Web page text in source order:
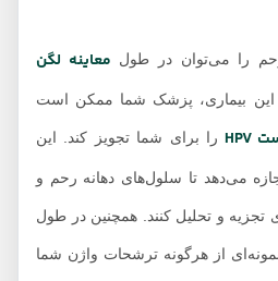
می‌توان در طولمعاینه لگن
پزشک شما ممکن است
را برای شما تجویز کند. این
تا سلول‌های دهانه رحم و
و تحلیل کنند. همچنین در طول
از هرگونه ترشحات واژن شما